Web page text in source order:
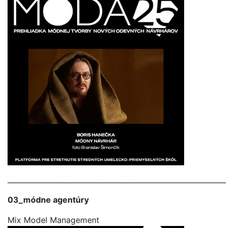
03_módne agentúry
Mix Model Management